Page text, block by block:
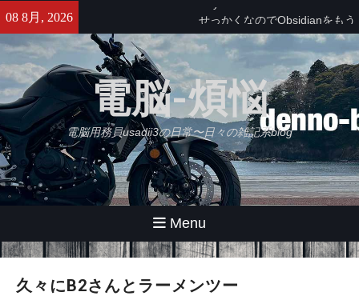
content
08 8月, 2026
せっかくなのでObsidianをもう
少し使ってみる・・・【追記】
と、思ったけどやっぱムリ。
久々にB2さんとラーメンツー
やばいバイクインカム出た！
Daytona Reso Pilot PRO
電脳-煩悩
電脳用務員usadii3の日常〜日々の雑記系blog
Menu
久々にB2さんとラーメンツー